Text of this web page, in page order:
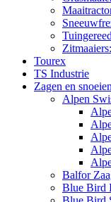
Tourex
TS Industrie
Zagen en snoeien
Alpen
Balfor
Blue Bird